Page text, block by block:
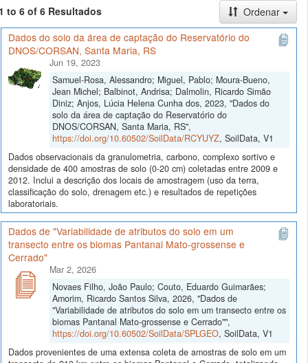
to 6 of 6 Resultados
Ordenar
Dados do solo da área de captação do Reservatório do
DNOS/CORSAN, Santa Maria, RS
Jun 19, 2023
Samuel-Rosa, Alessandro; Miguel, Pablo; Moura-Bueno,
Jean Michel; Balbinot, Andrisa; Dalmolin, Ricardo Simão
Diniz; Anjos, Lúcia Helena Cunha dos, 2023, "Dados do
solo da área de captação do Reservatório do
DNOS/CORSAN, Santa Maria, RS",
https://doi.org/10.60502/SoilData/RCYUYZ, SoilData, V1
Dados observacionais da granulometria, carbono, complexo sortivo e
densidade de 400 amostras de solo (0-20 cm) coletadas entre 2009 e
2012. Inclui a descrição dos locais de amostragem (uso da terra,
classificação do solo, drenagem etc.) e resultados de repetições
laboratoriais.
Dados de "Variabilidade de atributos do solo em um
transecto entre os biomas Pantanal Mato-grossense e
Cerrado"
Mar 2, 2026
Novaes Filho, João Paulo; Couto, Eduardo Guimarães;
Amorim, Ricardo Santos Silva, 2026, "Dados de
"Variabilidade de atributos do solo em um transecto entre os
biomas Pantanal Mato-grossense e Cerrado"",
https://doi.org/10.60502/SoilData/SPLGEO, SoilData, V1
Dados provenientes de uma extensa coleta de amostras de solo em um